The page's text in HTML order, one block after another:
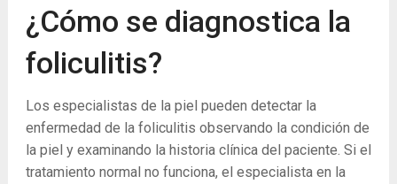
¿Cómo se diagnostica la
foliculitis?
Los especialistas de la piel pueden detectar la
enfermedad de la foliculitis observando la condición de
la piel y examinando la historia clínica del paciente. Si el
tratamiento normal no funciona, el especialista en la